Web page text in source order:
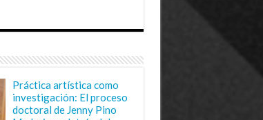
Práctica artística como
investigación: El proceso
doctoral de Jenny Pino